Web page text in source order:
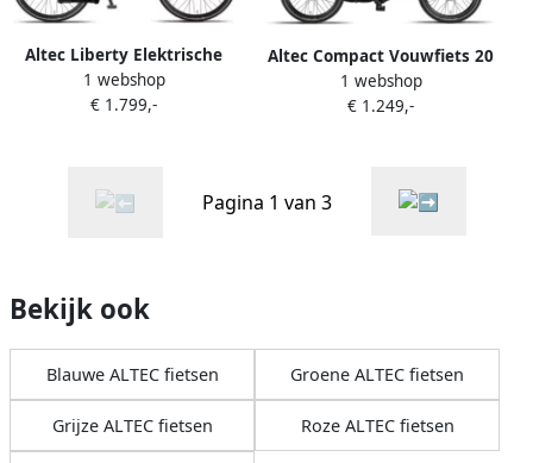
Altec Liberty Elektrische
Fiets Glans Zwart 28 inch
Accu 504Wh (36V 14Ah)
Hydraulische Remmen
1 webshop
€ 1.799,-
Altec Compact Vouwfiets 20
Inch 39 cm Unisex 7V
Hydraulische schijfrem
1 webshop
€ 1.249,-
Pagina 1 van 3
Bekijk ook
Blauwe ALTEC fietsen Groene ALTEC fietsen
Grijze ALTEC fietsen Roze ALTEC fietsen